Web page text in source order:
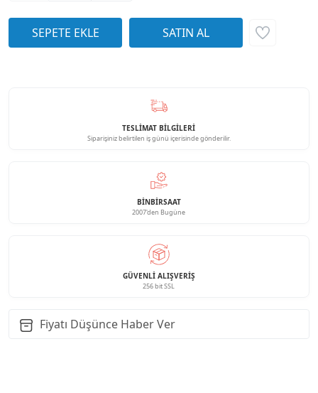
TESLİMAT BİLGİLERİ
Siparişiniz belirtilen iş günü içerisinde gönderilir.
BINBIRSAAT
2007'den Bugüne
GÜVENLI ALIŞVERIŞ
256 bit SSL
Fiyatı Düşünce Haber Ver